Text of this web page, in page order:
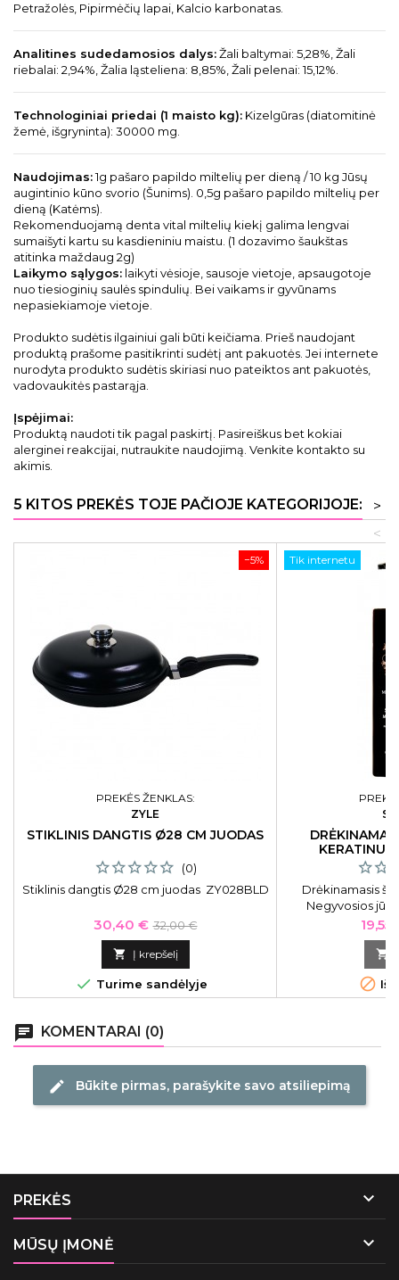
Petražolės, Pipirmėčių lapai, Kalcio karbonatas.
Analitines sudedamosios dalys:Žali baltymai: 5,28%, Žali
riebalai: 2,94%, Žalia ląsteliena: 8,85%, Žali pelenai: 15,12%.
Technologiniai priedai (1 maisto kg): Kizelgūras (diatomitinė
žemė, išgryninta): 30000 mg.
Naudojimas:1g pašaro papildo miltelių per dieną / 10 kg Jūsų
augintinio kūno svorio (Šunims). 0,5g pašaro papildo miltelių per
dieną (Katėms).
Rekomenduojamą denta vital miltelių kiekį galima lengvai
sumaišyti kartu su kasdieniniu maistu. (1 dozavimo šaukštas
atitinka maždaug 2g)
Laikymo sąlygos: laikyti vėsioje, sausoje vietoje, apsaugotoje
nuo tiesioginių saulės spindulių. Bei vaikams ir gyvūnams
nepasiekiamoje vietoje.
Produkto sudėtis ilgainiui gali būti keičiama. Prieš naudojant
produktą prašome pasitikrinti sudėtį ant pakuotės. Jei internete
nurodyta produkto sudėtis skiriasi nuo pateiktos ant pakuotės,
vadovaukitės pastarąja.
Įspėjimai:
Produktą naudoti tik pagal paskirtį. Pasireiškus bet kokiai
alerginei reakcijai, nutraukite naudojimą. Venkite kontakto su
akimis.
5 KITOS PREKĖS TOJE PAČIOJE KATEGORIJOJE:
>
<
−5%
PREKĖS ŽENKLAS:
ZYLE
STIKLINIS DANGTIS Ø28 CM JUODAS
(0)
Stiklinis dangtis Ø28 cm juodas ZY028BLD
Kaina
30,40 € Bazinė
kaina
32,00 €
 Į krepšelį
 Turime sandėlyje
Tik internetu
KERATINU
Drėkinamasis
Negyvosios
keratino
Moisturizing
Kaina
19,55


chat KOMENTARAI (0)
edit Būkite pirmas, parašykite savo atsiliepimą
PREKĖS 
MŪSŲ ĮMONĖ 